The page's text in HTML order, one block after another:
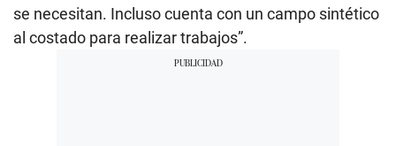
se necesitan. Incluso cuenta con un campo sintético
al costado para realizar trabajos”.